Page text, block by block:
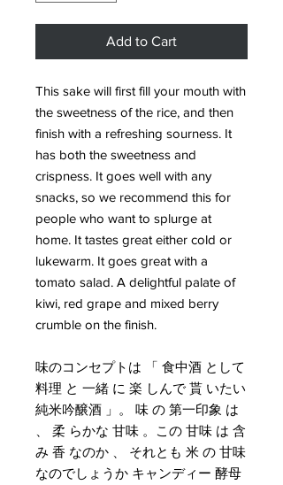
Add to Cart
This sake will first fill your mouth with
the sweetness of the rice, and then
finish with a refreshing sourness. It
has both the sweetness and
crispness. It goes well with any
snacks, so we recommend this for
people who want to splurge at
home. It tastes great either cold or
lukewarm. It goes great with a
tomato salad. A delightful palate of
kiwi, red grape and mixed berry
crumble on the finish.
味のコンセプトは 「 食中酒 として
料理 と 一緒 に 楽 しんで 貰 いたい
純米吟醸酒 」。 味 の 第一印象 は
、 柔 らかな 甘味 。この 甘味 は 含
み 香 なのか 、 それとも 米 の 甘味
なのでしょうか キャンディー 酵母